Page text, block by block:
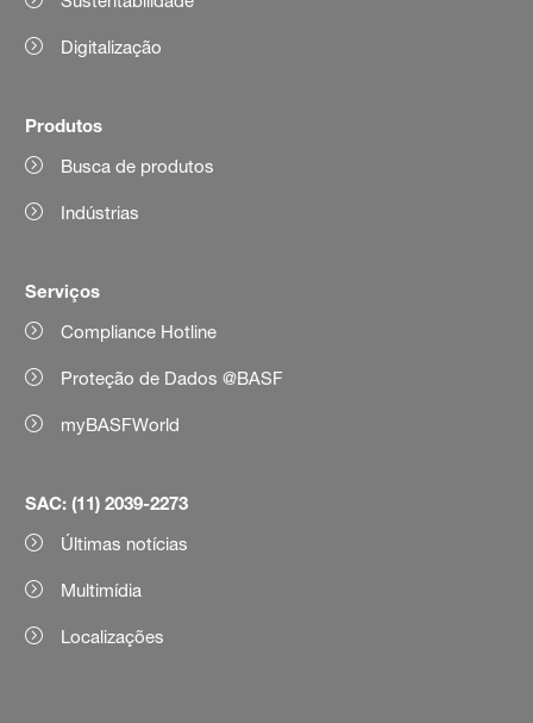
Digitalização
Produtos
Busca de produtos
Indústrias
Serviços
Compliance Hotline
Proteção de Dados @BASF
myBASFWorld
SAC: (11) 2039-2273
Últimas notícias
Multimídia
Localizações